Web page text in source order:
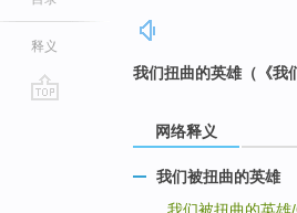
释义
我们扭曲的英雄（《我
网络释义
我们被扭曲的英雄